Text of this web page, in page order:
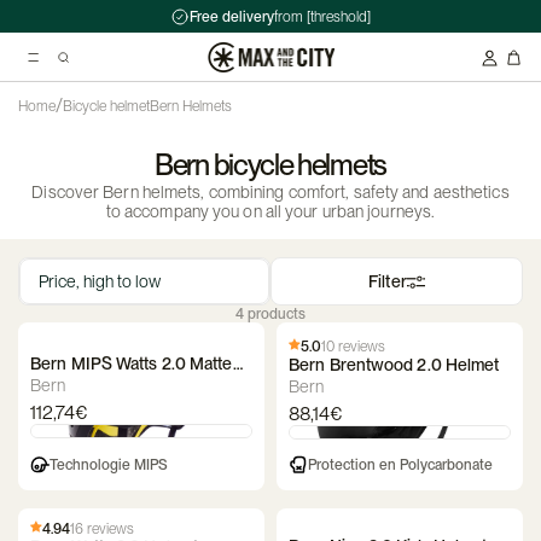
Free deliveryfrom [threshold]
Suggested searches
Kryptonite Evolution Series 4 1090 Chain Lock - 90cm
Double pannier rack - Ortlieb - Back-Roller Classic
Home/Bicycle helmetBern Helmets
Bern bicycle helmets
Discover Bern helmets, combining comfort, safety and aesthetics
to accompany you on all your urban journeys.
4 products
Filter
Bern MIPS Watts 2.0 Matte
Black Helmet
Bern
112,74€
Technologie MIPS
5.010 reviews
Bern Brentwood 2.0 Helmet
Bern
88,14€
Protection en Polycarbonate
4.9416 reviews